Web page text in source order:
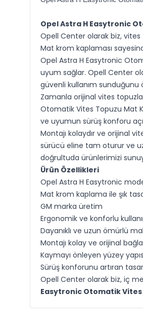
Opel Astra H Easytronic
Opell Center olarak biz,
Mat krom kaplaması
Opel Astra H Easytronic
uyum sağlar. Opell Center
güvenli kullanım sunduğunu
Zamanla orijinal vites
Otomatik Vites Topuzu Mat
ve uyumun sürüş konforu
Montajı kolaydır ve orijinal
sürücü eline tam oturur ve
doğrultuda ürünlerimizi
Ürün Özellikleri
Opel Astra H Easytronic
Mat krom kaplama ile şık
GM marka üretim
Ergonomik ve konforlu
Dayanıklı ve uzun ömürlü
Montajı kolay ve orijinal
Kaymayı önleyen yüzey
Sürüş konforunu artıran
Opell Center olarak biz, iç
Easytronic Otomatik